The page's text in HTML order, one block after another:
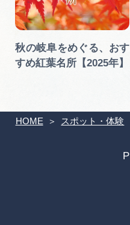
HOME スポット・体験
秋の岐阜をめぐる、おす
すめ紅葉名所【2025年】